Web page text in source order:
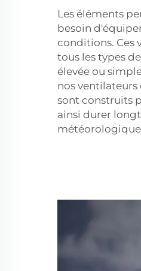
Les éléments
besoin
conditions. Ces
tous les types
élevée ou
nos
sont construits
ainsi durer